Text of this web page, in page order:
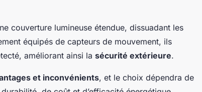
couverture lumineuse étendue, dissuadant les
équipés de capteurs de mouvement, ils
améliorant ainsi la sécurité extérieure.
et inconvénients, et le choix dépendra de